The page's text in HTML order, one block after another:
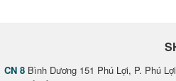
CN 8 Bình Dương 151 Phú Lợi, P. Phú